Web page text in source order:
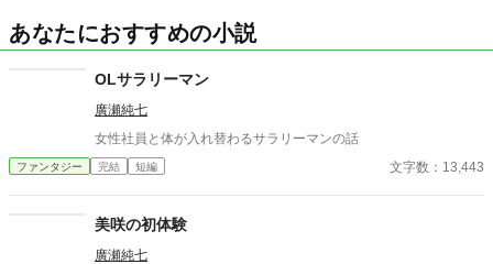
あなたにおすすめの小説
OLサラリーマン
廣瀬純七
女性社員と体が入れ替わるサラリーマンの話
ファンタジー 完結 短編 文字数：13,443
美咲の初体験
廣瀬純七